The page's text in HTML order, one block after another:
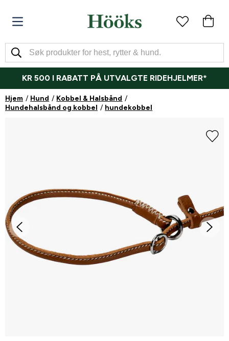
KR 500 I RABATT PÅ UTVALGTE RIDEHJELMER*
Hjem Hund
Kobbel & Halsbånd
Hundehalsbånd og kobbel
hundekobbel